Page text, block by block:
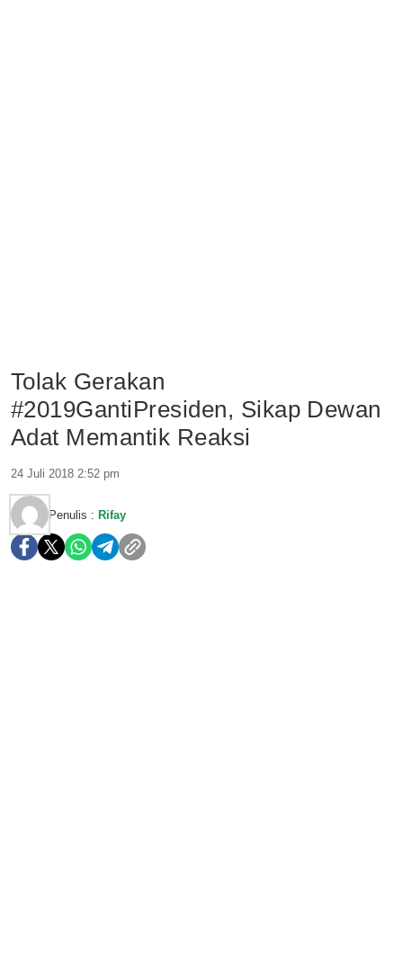
Tolak Gerakan
#2019GantiPresiden, Sikap Dewan
Adat Memantik Reaksi
24 Juli 2018 2:52 pm
Penulis : Rifay